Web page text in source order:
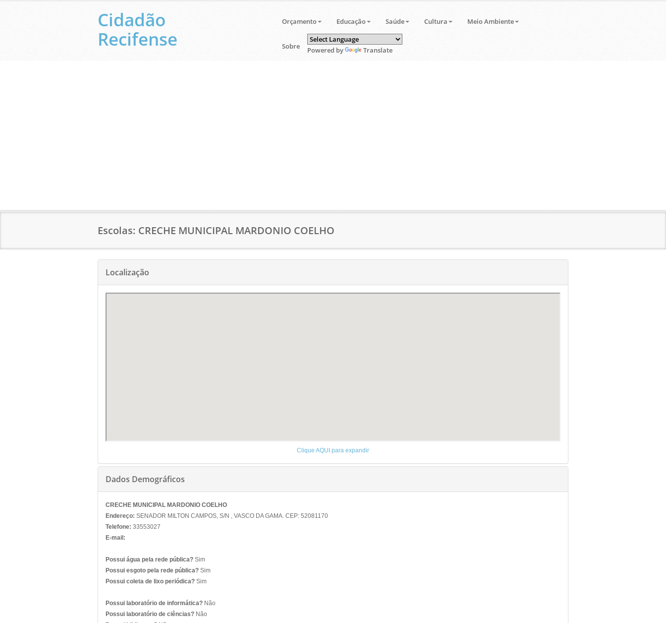
Cidadão
Recifense
Orçamento Educação Saúde Cultura Meio Ambiente
Sobre Powered by Translate
Escolas: CRECHE MUNICIPAL MARDONIO COELHO
Localização
Clique AQUI para expandir
Dados Demográficos
CRECHE MUNICIPAL MARDONIO COELHO
Endereço: SENADOR MILTON CAMPOS, S/N , VASCO DA GAMA. CEP: 52081170
Telefone: 33553027
E-mail:
Possui água pela rede pública? Sim
Possui esgoto pela rede pública? Sim
Possui coleta de lixo periódica? Sim
Possui laboratório de informática? Não
Possui laboratório de ciências? Não